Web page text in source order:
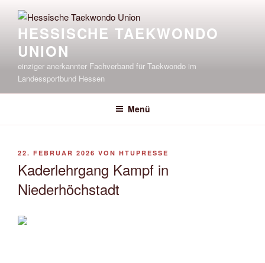
Inhalt
springenHESSISCHE TAEKWONDO
UNION
einziger anerkannter Fachverband für Taekwondo im
Landessportbund Hessen
Menü
VERÖFFENTLICHT
22. FEBRUAR 2026 VON HTUPRESSE
Kaderlehrgang Kampf in
Niederhöchstadt